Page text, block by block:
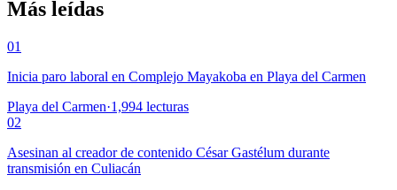
Más leídas
01
Inicia paro laboral en Complejo Mayakoba en Playa del Carmen
Playa del Carmen·1,994 lecturas
02
Asesinan al creador de contenido César Gastélum durante
transmisión en Culiacán